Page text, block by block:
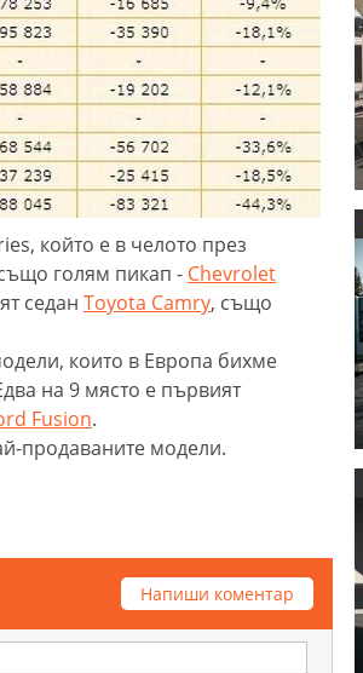
който е в челото през
голям пикап - Chevrolet
седан Toyotа Camry, също
които в Европа бихме
на 9 място е първият
Fusion.
продаваните модели.
Напиши коментар